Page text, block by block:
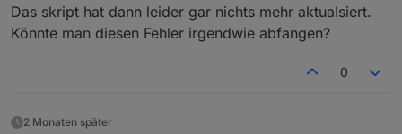
Das skript hat dann leider gar nichts mehr aktualsiert.
Könnte man diesen Fehler irgendwie abfangen?
0
2 Monaten später